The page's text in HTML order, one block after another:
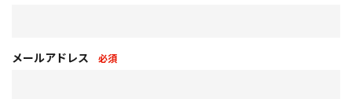
メールアドレス 必須